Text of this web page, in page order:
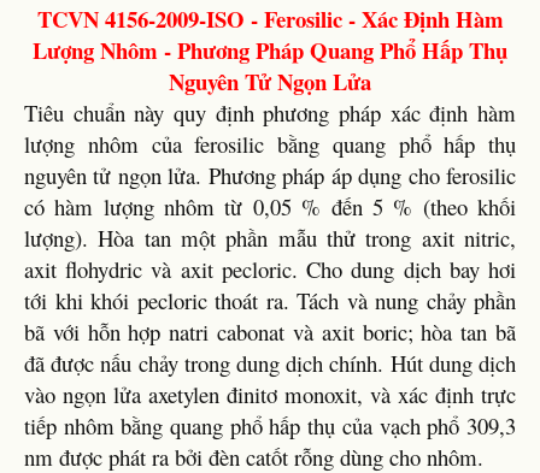
TCVN 4156-2009-ISO - Ferosilic - Xác Định Hàm
Lượng Nhôm - Phương Pháp Quang Phổ Hấp Thụ
Nguyên Tử Ngọn Lửa
Tiêu chuẩn này quy định phương pháp xác định hàm
lượng nhôm của ferosilic bằng quang phổ hấp thụ
nguyên tử ngọn lửa. Phương pháp áp dụng cho ferosilic
có hàm lượng nhôm từ 0,05 % đến 5 % (theo khối
lượng). Hòa tan một phần mẫu thử trong axit nitric,
axit flohydric và axit pecloric. Cho dung dịch bay hơi
tới khi khói pecloric thoát ra. Tách và nung chảy phần
bã với hỗn hợp natri cabonat và axit boric; hòa tan bã
đã được nấu chảy trong dung dịch chính. Hút dung dịch
vào ngọn lửa axetylen đinitơ monoxit, và xác định trực
tiếp nhôm bằng quang phổ hấp thụ của vạch phổ 309,3
nm được phát ra bởi đèn catốt rỗng dùng cho nhôm.